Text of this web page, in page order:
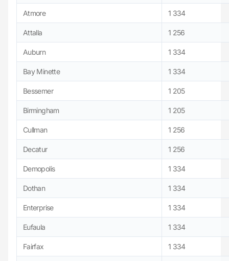
Atmore 1 334
Attalla 1 256
Auburn 1 334
Bay Minette 1 334
Bessemer 1 205
Birmingham 1 205
Cullman 1 256
Decatur 1 256
Demopolis 1 334
Dothan 1 334
Enterprise 1 334
Eufaula 1 334
Fairfax 1 334